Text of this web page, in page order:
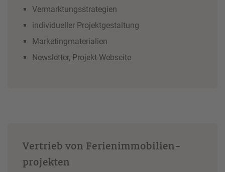
Vermarktungsstrategien
individueller Projektgestaltung
Marketingmaterialien
Newsletter, Projekt-Webseite
Vertrieb von Ferienimmobilien­
projekten